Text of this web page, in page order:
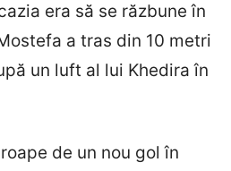
era să se răzbune în
a tras din 10 metri
un luft al lui Khedira în
de un nou gol în